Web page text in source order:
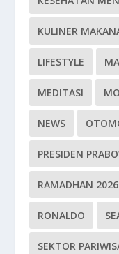
KULINER
LIFESTYLE
MEDITASI
NEWS
PRESIDEN
RAMADHAN 2026
RONALDO
SEKTOR